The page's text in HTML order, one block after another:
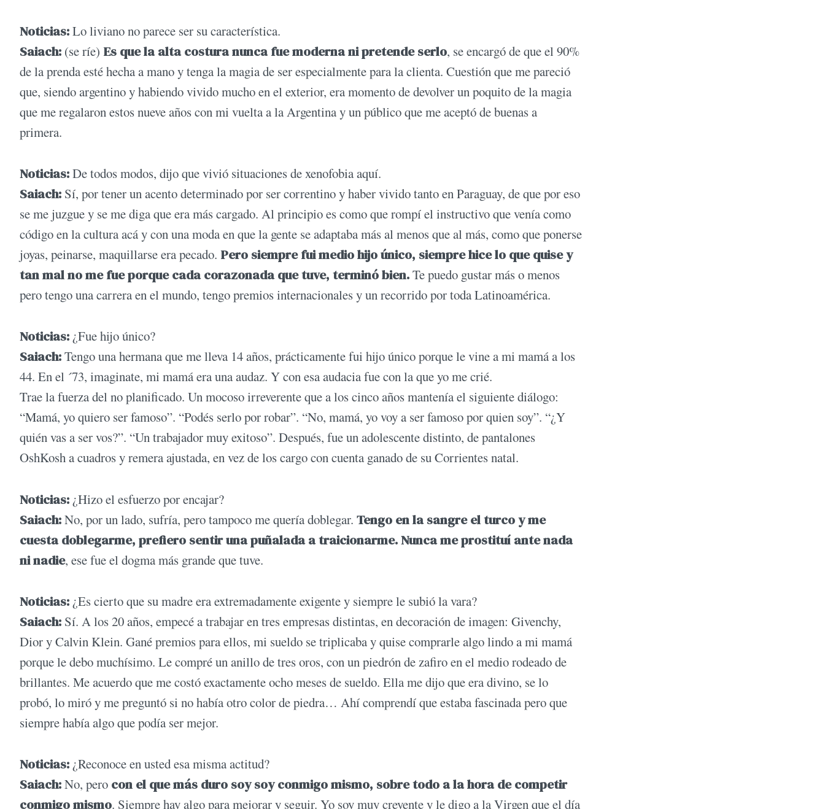
Noticias:Lo liviano no parece ser su característica.
Saiach: (se ríe) Es que la alta costura nunca fue moderna ni pretende serlo, se encargó de que el 90%
de la prenda esté hecha a mano y tenga la magia de ser especialmente para la clienta. Cuestión que me pareció
que, siendo argentino y habiendo vivido mucho en el exterior, era momento de devolver un poquito de la magia
que me regalaron estos nueve años con mi vuelta a la Argentina y un público que me aceptó de buenas a
primera.
Noticias:De todos modos, dijo que vivió situaciones de xenofobia aquí.
Saiach: Sí, por tener un acento determinado por ser correntino y haber vivido tanto en Paraguay, de que por eso
se me juzgue y se me diga que era más cargado. Al principio es como que rompí el instructivo que venía como
código en la cultura acá y con una moda en que la gente se adaptaba más al menos que al más, como que ponerse
joyas, peinarse, maquillarse era pecado. Pero siempre fui medio hijo único, siempre hice lo que quise y
tan mal no me fue porque cada corazonada que tuve, terminó bien.Te puedo gustar más o menos
pero tengo una carrera en el mundo, tengo premios internacionales y un recorrido por toda Latinoamérica.
Noticias:¿Fue hijo único?
Saiach:Tengo una hermana que me lleva 14 años, prácticamente fui hijo único porque le vine a mi mamá a los
44. En el ´73, imaginate, mi mamá era una audaz. Y con esa audacia fue con la que yo me crié.
Trae la fuerza del no planificado. Un mocoso irreverente que a los cinco años mantenía el siguiente diálogo:
“Mamá, yo quiero ser famoso”. “Podés serlo por robar”. “No, mamá, yo voy a ser famoso por quien soy”. “¿Y
quién vas a ser vos?”. “Un trabajador muy exitoso”. Después, fue un adolescente distinto, de pantalones
OshKosh a cuadros y remera ajustada, en vez de los cargo con cuenta ganado de su Corrientes natal.
Noticias: ¿Hizo el esfuerzo por encajar?
Saiach:No, por un lado, sufría, pero tampoco me quería doblegar. Tengo en la sangre el turco y me
cuesta doblegarme, prefiero sentir una puñalada a traicionarme. Nunca me prostituí ante nada
ni nadie, ese fue el dogma más grande que tuve.
Noticias: ¿Es cierto que su madre era extremadamente exigente y siempre le subió la vara?
Saiach: Sí. A los 20 años, empecé a trabajar en tres empresas distintas, en decoración de imagen: Givenchy,
Dior y Calvin Klein. Gané premios para ellos, mi sueldo se triplicaba y quise comprarle algo lindo a mi mamá
porque le debo muchísimo. Le compré un anillo de tres oros, con un piedrón de zafiro en el medio rodeado de
brillantes. Me acuerdo que me costó exactamente ocho meses de sueldo. Ella me dijo que era divino, se lo
probó, lo miró y me preguntó si no había otro color de piedra… Ahí comprendí que estaba fascinada pero que
siempre había algo que podía ser mejor.
Noticias: ¿Reconoce en usted esa misma actitud?
Saiach:No, pero con el que más duro soy soy conmigo mismo, sobre todo a la hora de competir
conmigo mismo. Siempre hay algo para mejorar y seguir. Yo soy muy creyente y le digo a la Virgen que el día